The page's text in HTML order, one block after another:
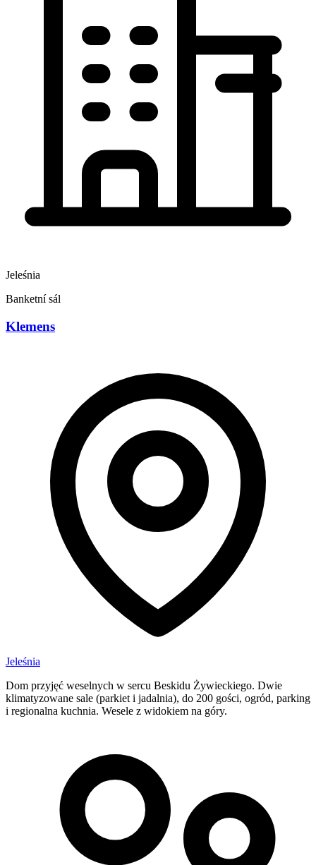
Jeleśnia
Banketní sál
Klemens
Jeleśnia
Dom przyjęć weselnych w sercu Beskidu Żywieckiego. Dwie
klimatyzowane sale (parkiet i jadalnia), do 200 gości, ogród, parking
i regionalna kuchnia. Wesele z widokiem na góry.